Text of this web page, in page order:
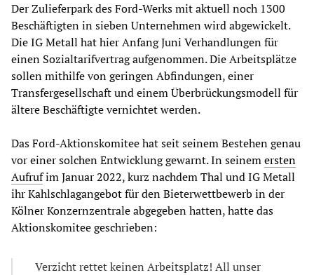
Der Zulieferpark des Ford-Werks mit aktuell noch 1300
Beschäftigten in sieben Unternehmen wird abgewickelt.
Die IG Metall hat hier Anfang Juni Verhandlungen für
einen Sozialtarifvertrag aufgenommen. Die Arbeitsplätze
sollen mithilfe von geringen Abfindungen, einer
Transfergesellschaft und einem Überbrückungsmodell für
ältere Beschäftigte vernichtet werden.
Das Ford-Aktionskomitee hat seit seinem Bestehen genau
vor einer solchen Entwicklung gewarnt. In seinemersten
Aufrufim Januar 2022, kurz nachdem Thal und IG Metall
ihr Kahlschlagangebot für den Bieterwettbewerb in der
Kölner Konzernzentrale abgegeben hatten, hatte das
Aktionskomitee geschrieben:
Verzicht rettet keinen Arbeitsplatz! All unser